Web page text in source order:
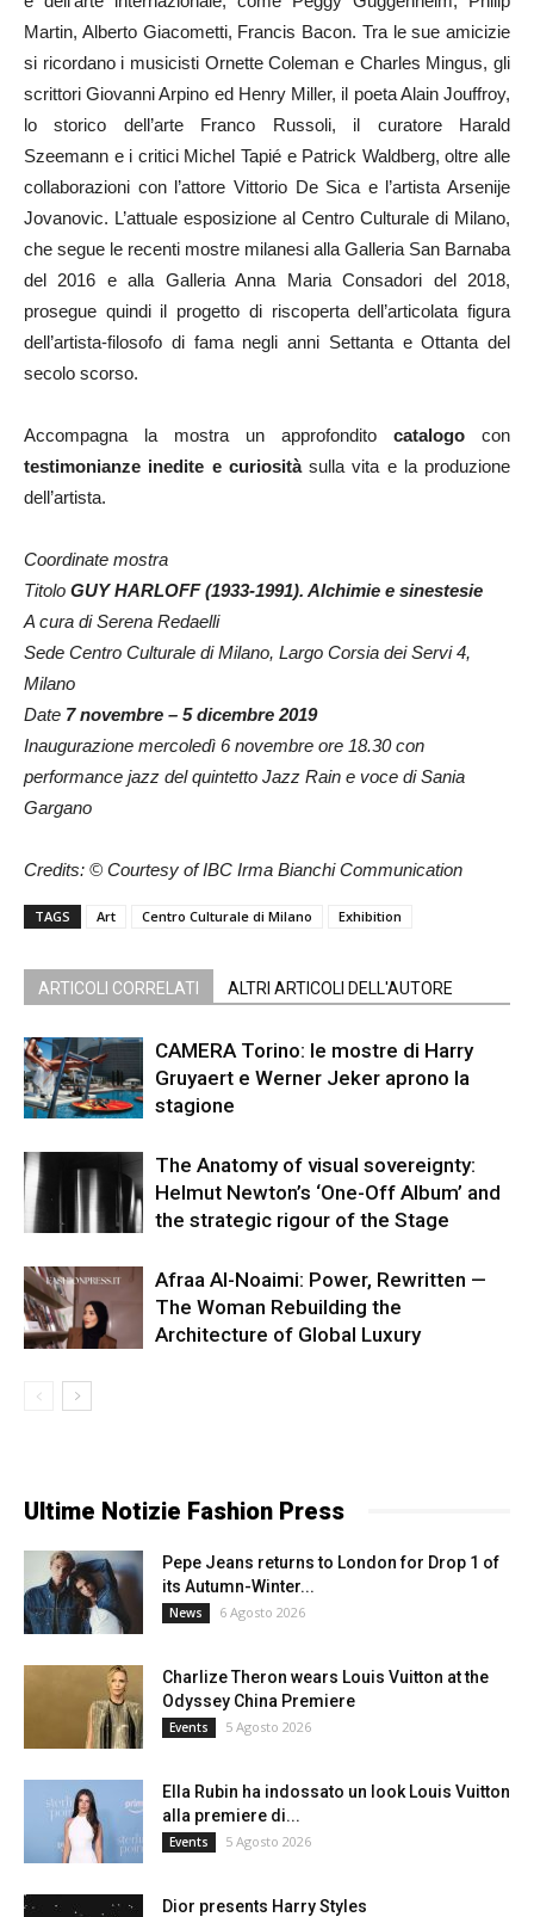
Martin, Alberto Giacometti, Francis Bacon. Tra le sue amicizie
si ricordano i musicisti Ornette Coleman e Charles Mingus, gli
scrittori Giovanni Arpino ed Henry Miller, il poeta Alain Jouffroy,
lo storico dell’arte Franco Russoli, il curatore Harald
Szeemann e i critici Michel Tapié e Patrick Waldberg, oltre alle
collaborazioni con l’attore Vittorio De Sica e l’artista Arsenije
Jovanovic. L’attuale esposizione al Centro Culturale di Milano,
che segue le recenti mostre milanesi alla Galleria San Barnaba
del 2016 e alla Galleria Anna Maria Consadori del 2018,
prosegue quindi il progetto di riscoperta dell’articolata figura
dell’artista-filosofo di fama negli anni Settanta e Ottanta del
secolo scorso.
Accompagna la mostra un approfondito catalogo con
testimonianze inedite e curiositàsulla vita e la produzione
dell’artista.
Coordinate mostra
Titolo GUY HARLOFF (1933-1991). Alchimie e sinestesie
A cura di Serena Redaelli
Sede Centro Culturale di Milano, Largo Corsia dei Servi 4,
Milano
Date 7 novembre – 5 dicembre 2019
Inaugurazione mercoledì 6 novembre ore 18.30 con
performance jazz del quintetto Jazz Rain e voce di Sania
Gargano
Credits: © Courtesy of IBC Irma Bianchi Communication
TAGS Art Centro Culturale di Milano Exhibition
ARTICOLI CORRELATI ALTRI ARTICOLI DELL'AUTORE
CAMERA Torino: le mostre di Harry
Gruyaert e Werner Jeker aprono la
stagione
The Anatomy of visual sovereignty:
Helmut Newton’s ‘One-Off Album’ and
the strategic rigour of the Stage
Afraa Al-Noaimi: Power, Rewritten —
The Woman Rebuilding the
Architecture of Global Luxury
Ultime Notizie Fashion Press
Pepe Jeans returns to London for Drop 1 of
its Autumn-Winter...
News 6 Agosto 2026
Charlize Theron wears Louis Vuitton at the
Odyssey China Premiere
Events 5 Agosto 2026
Ella Rubin ha indossato un look Louis Vuitton
alla premiere di...
Events 5 Agosto 2026
Dior presents Harry Styles